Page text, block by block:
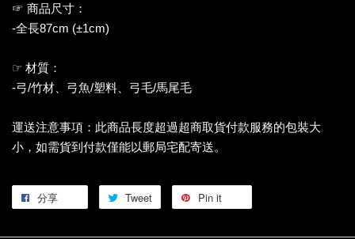
☞ 商品尺寸：
-全長87cm (±1cm)
☞ 材質：
-弓/竹材、弓魚/塑料、弓毛/馬尾毛
運送注意事項：此商品長度超過超商取貨付款服務的包裝大
小，如需貨到付款僅能以郵局宅配寄送。
分享 Tweet Pin it